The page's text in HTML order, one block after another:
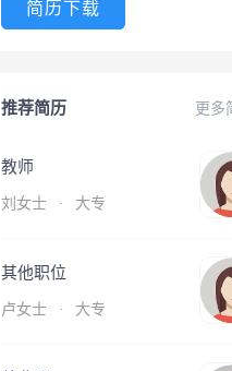
简历下载
更多
推荐简历
教师
刘女士 · 大专
其他职位
卢女士 · 大专